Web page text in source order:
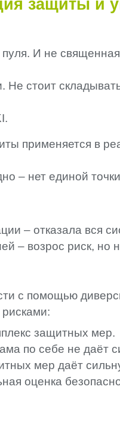
защиты и
И не
Не стоит
.
применяется в
– нет единой
– отказала вся
– возрос риск, но
с помощью
защитных мер.
по себе не даёт
мер даёт
оценка